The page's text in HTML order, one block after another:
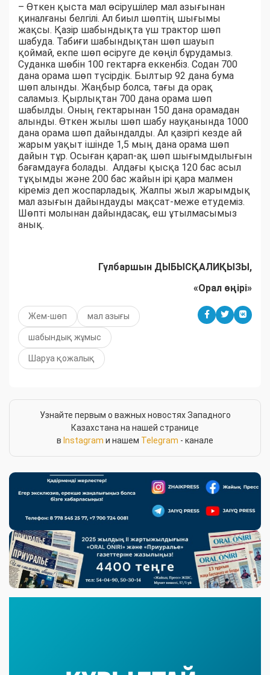
– Өткен қыста мал өсірушілер мал азығынан
қиналғаны белгілі. Ал биыл шөптің шығымы
жақсы. Қазір шабындықта үш трактор шөп
шабуда. Табиғи шабындықтан шөп шауып
қоймай, екпе шөп өсіруге де көңіл бұрудамыз.
Суданка шөбін 100 гектарға еккенбіз. Содан 700
дана орама шөп түсірдік. Былтыр 92 дана бума
шөп алынды. Жаңбыр болса, тағы да орақ
саламыз. Қырлықтан 700 дана орама шөп
шабылды. Оның гектарынан 150 дана орамадан
алынды. Өткен жылы шөп шабу науқанында 1000
дана орама шөп дайындалды. Ал қазіргі кезде ай
жарым уақыт ішінде 1,5 мың дана орама шөп
дайын тұр. Осыған қарап-ақ шөп шығымдылығын
бағамдауға болады. Алдағы қысқа 120 бас асыл
тұқымды және 200 бас жайын ірі қара малмен
кіреміз деп жоспарладық. Жалпы жыл жарымдық
мал азығын дайындауды мақсат-меже етудеміз.
Шөпті молынан дайындасақ, еш ұтылмасымыз
анық.
Гүлбаршын ДЫБЫСҚАЛИҚЫЗЫ,
«Орал өңірі»
Жем-шөп мал азығы
шабындық жұмыс
Шаруа қожалық
Узнайте первым о важных новостях Западного
Казахстана на нашей странице
в Instagram и нашем Telegram - канале